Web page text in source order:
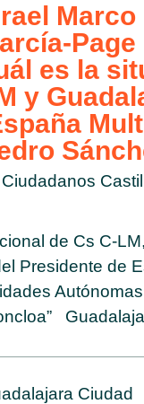
Marco
es la
y
Ciudadanos
de Cs C-
Presidente de
Ciudad